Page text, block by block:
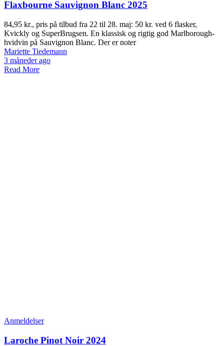
Flaxbourne Sauvignon Blanc 2025
84,95 kr., pris på tilbud fra 22 til 28. maj: 50 kr. ved 6 flasker,
Kvickly og SuperBrugsen. En klassisk og rigtig god Marlborough-
hvidvin på Sauvignon Blanc. Der er noter
Mariette Tiedemann
3 måneder ago
Read More
Anmeldelser
Laroche Pinot Noir 2024